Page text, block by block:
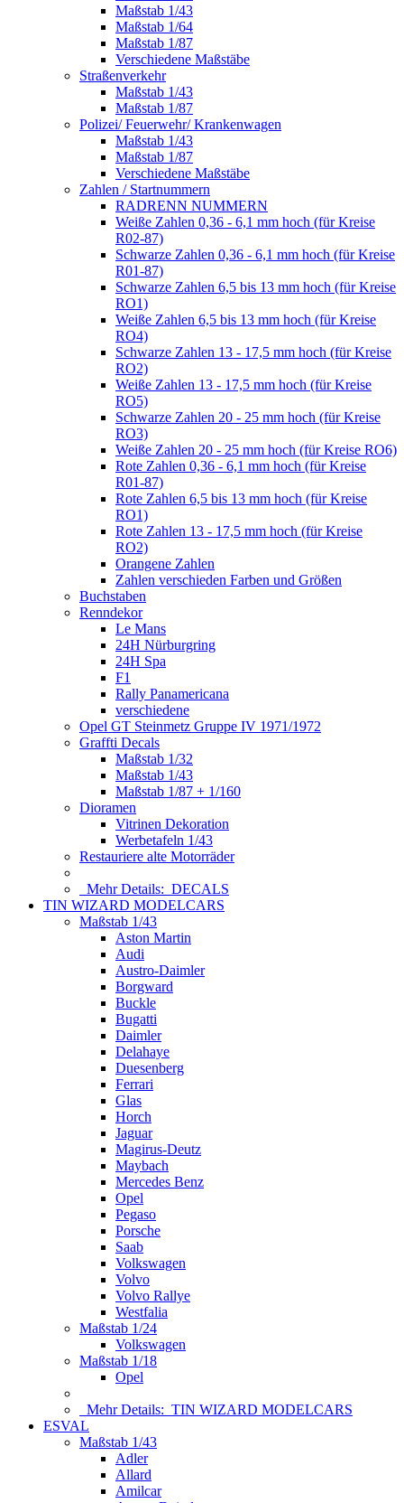
Maßstab 1/43
Maßstab 1/64
Maßstab 1/87
Verschiedene Maßstäbe
Straßenverkehr
Maßstab 1/43
Maßstab 1/87
Polizei/ Feuerwehr/ Krankenwagen
Maßstab 1/43
Maßstab 1/87
Verschiedene Maßstäbe
Zahlen / Startnummern
RADRENN NUMMERN
Weiße Zahlen 0,36 - 6,1 mm hoch (für Kreise
R02-87)
Schwarze Zahlen 0,36 - 6,1 mm hoch (für Kreise
R01-87)
Schwarze Zahlen 6,5 bis 13 mm hoch (für Kreise
RO1)
Weiße Zahlen 6,5 bis 13 mm hoch (für Kreise
RO4)
Schwarze Zahlen 13 - 17,5 mm hoch (für Kreise
RO2)
Weiße Zahlen 13 - 17,5 mm hoch (für Kreise
RO5)
Schwarze Zahlen 20 - 25 mm hoch (für Kreise
RO3)
Weiße Zahlen 20 - 25 mm hoch (für Kreise RO6)
Rote Zahlen 0,36 - 6,1 mm hoch (für Kreise
R01-87)
Rote Zahlen 6,5 bis 13 mm hoch (für Kreise
RO1)
Rote Zahlen 13 - 17,5 mm hoch (für Kreise
RO2)
Orangene Zahlen
Zahlen verschieden Farben und Größen
Buchstaben
Renndekor
Le Mans
24H Nürburgring
24H Spa
F1
Rally Panamericana
verschiedene
Opel GT Steinmetz Gruppe IV 1971/1972
Graffti Decals
Maßstab 1/32
Maßstab 1/43
Maßstab 1/87 + 1/160
Dioramen
Vitrinen Dekoration
Werbetafeln 1/43
Restauriere alte Motorräder
Mehr Details: DECALS
TIN WIZARD MODELCARS
Maßstab 1/43
Aston Martin
Audi
Austro-Daimler
Borgward
Buckle
Bugatti
Daimler
Delahaye
Duesenberg
Ferrari
Glas
Horch
Jaguar
Magirus-Deutz
Maybach
Mercedes Benz
Opel
Pegaso
Porsche
Saab
Volkswagen
Volvo
Volvo Rallye
Westfalia
Maßstab 1/24
Volkswagen
Maßstab 1/18
Opel
Mehr Details: TIN WIZARD MODELCARS
ESVAL
Maßstab 1/43
Adler
Allard
Amilcar